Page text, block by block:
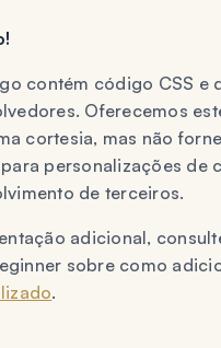
contém código CSS e
Oferecemos
cortesia, mas não
personalizações de
de terceiros.
adicional,
sobre como
.